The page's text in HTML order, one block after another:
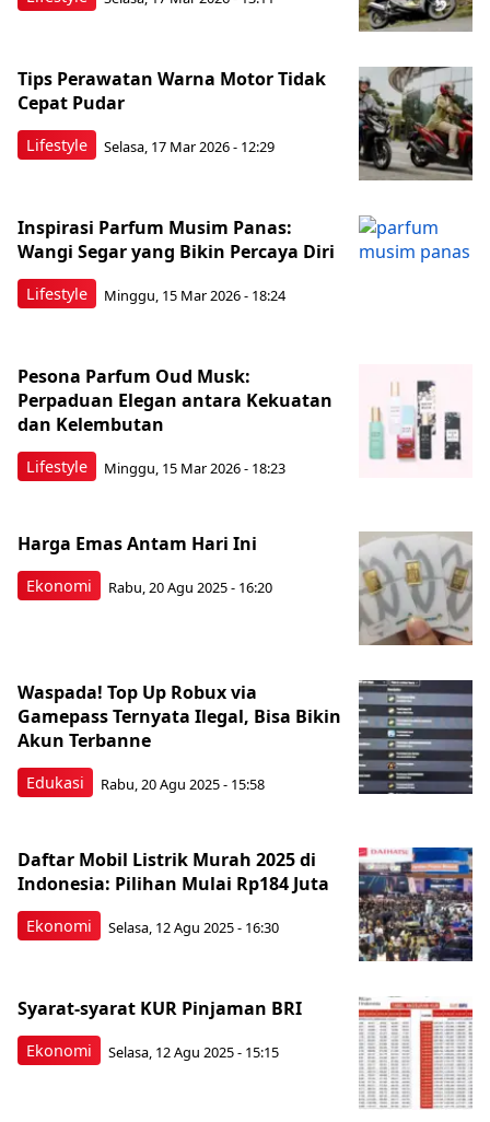
Lifestyle
Tips Perawatan Warna Motor Tidak
Cepat Pudar
Selasa, 17 Mar 2026 - 12:29
Lifestyle
Inspirasi Parfum Musim Panas:
Wangi Segar yang Bikin Percaya Diri
Minggu, 15 Mar 2026 - 18:24
Lifestyle
Pesona Parfum Oud Musk:
Perpaduan Elegan antara Kekuatan
dan Kelembutan
Minggu, 15 Mar 2026 - 18:23
Ekonomi
Harga Emas Antam Hari Ini
Rabu, 20 Agu 2025 - 16:20
Edukasi
Waspada! Top Up Robux via
Gamepass Ternyata Ilegal, Bisa Bikin
Akun Terbanne
Rabu, 20 Agu 2025 - 15:58
Ekonomi
Daftar Mobil Listrik Murah 2025 di
Indonesia: Pilihan Mulai Rp184 Juta
Selasa, 12 Agu 2025 - 16:30
Ekonomi
Syarat-syarat KUR Pinjaman BRI
Selasa, 12 Agu 2025 - 15:15